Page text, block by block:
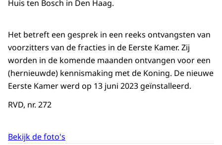
Huis ten Bosch in Den Haag.
Het betreft een gesprek in een reeks ontvangsten van
voorzitters van de fracties in de Eerste Kamer. Zij
worden in de komende maanden ontvangen voor een
(hernieuwde) kennismaking met de Koning. De nieuwe
Eerste Kamer werd op 13 juni 2023 geïnstalleerd.
RVD, nr. 272
Bekijk de foto's